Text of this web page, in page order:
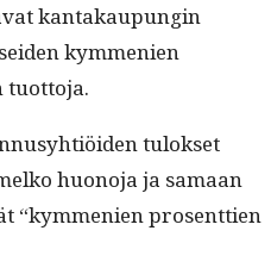
kan­takaupun­gin
kym­me­nien
tuottoja.
tulok­set
huono­ja ja samaan
“kym­me­nien pros­ent­tien